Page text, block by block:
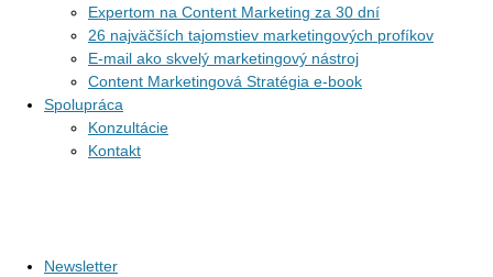
Expertom na Content Marketing za 30 dní
26 najväčších tajomstiev marketingových profíkov
E-mail ako skvelý marketingový nástroj
Content Marketingová Stratégia e-book
Spolupráca
Konzultácie
Kontakt
Newsletter